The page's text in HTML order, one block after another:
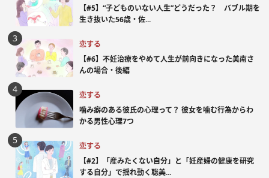
【#5】“子どものいない人生”どうだった？ バブル期を
生き抜いた56歳・佐...
恋する
【#6】不妊治療をやめて人生が前向きになった美南さ
んの場合・後編
恋する
噛み癖のある彼氏の心理って？ 彼女を噛む行為からわ
かる男性心理7つ
恋する
【#2】「産みたくない自分」と「妊産婦の健康を研究
する自分」で揺れ動く聡美...